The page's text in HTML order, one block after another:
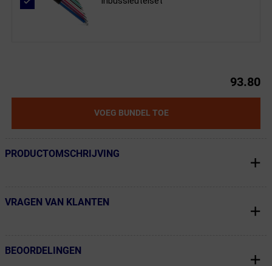
93.80
VOEG BUNDEL TOE
← Terug naar productnavigatie
PRODUCTOMSCHRIJVING
← Terug naar productnavigatie
VRAGEN VAN KLANTEN
← Terug naar productnavigatie
BEOORDELINGEN